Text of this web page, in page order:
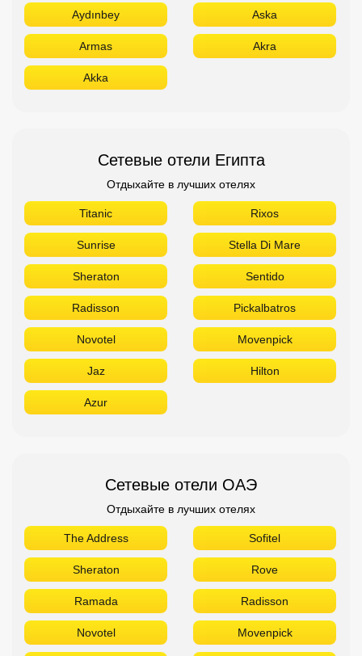
Aydınbey Aska
Armas Akra
Akka
Сетевые отели Египта
Отдыхайте в лучших отелях
Titanic Rixos
Sunrise Stella Di Mare
Sheraton Sentido
Radisson Pickalbatros
Novotel Movenpick
Jaz Hilton
Azur
Сетевые отели ОАЭ
Отдыхайте в лучших отелях
The Address Sofitel
Sheraton Rove
Ramada Radisson
Novotel Movenpick